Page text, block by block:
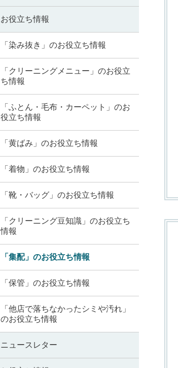
お役立ち情報
「染み抜き」のお役立ち情報
「クリーニングメニュー」のお役立
ち情報
「ふとん・毛布・カーペット」のお
役立ち情報
「黄ばみ」のお役立ち情報
「着物」のお役立ち情報
「靴・バッグ」のお役立ち情報
「クリーニング豆知識」のお役立ち
情報
「集配」のお役立ち情報
「保管」のお役立ち情報
「他店で落ちなかったシミや汚れ」
のお役立ち情報
ニュースレター